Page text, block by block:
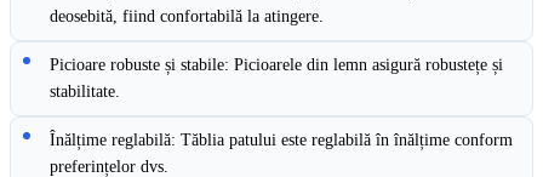
deosebită, fiind confortabilă la atingere.
Picioare robuste și stabile: Picioarele din lemn asigură robustețe și
stabilitate.
Înălțime reglabilă: Tăblia patului este reglabilă în înălțime conform
preferințelor dvs.